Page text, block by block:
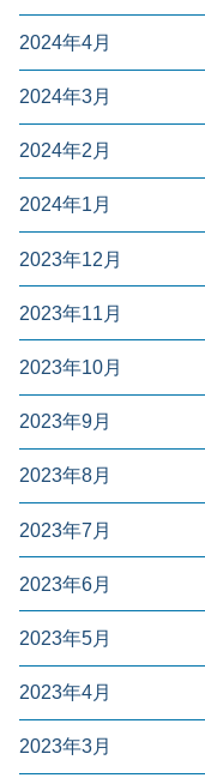
2024年4月
2024年3月
2024年2月
2024年1月
2023年12月
2023年11月
2023年10月
2023年9月
2023年8月
2023年7月
2023年6月
2023年5月
2023年4月
2023年3月